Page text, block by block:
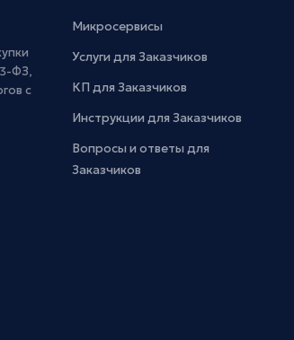
ФЗ,
с
Микросервисы
Услуги для Заказчиков
КП для Заказчиков
Инструкции для Заказчиков
Вопросы и ответы для
Заказчиков